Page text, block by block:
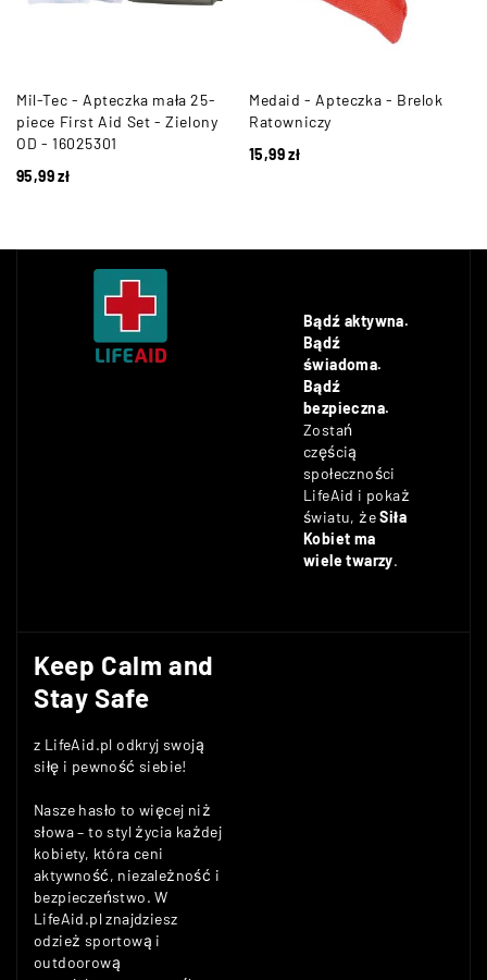
Mil-Tec - Apteczka mała 25-
piece First Aid Set - Zielony
OD - 16025301
95,99zł
Medaid - Apteczka - Brelok
Ratowniczy
15,99zł
Bądź aktywna.
Bądź
świadoma.
Bądź
bezpieczna.
Zostań
częścią
społeczności
LifeAid i pokaż
światu, żeSiła
Kobiet ma
wiele twarzy.
Keep Calm and
Stay Safe
z LifeAid.pl odkryj swoją
siłę i pewność siebie!
Nasze hasło to więcej niż
słowa – to styl życia każdej
kobiety, która ceni
aktywność, niezależność i
bezpieczeństwo. W
LifeAid.pl znajdziesz
odzież sportową i
outdoorową